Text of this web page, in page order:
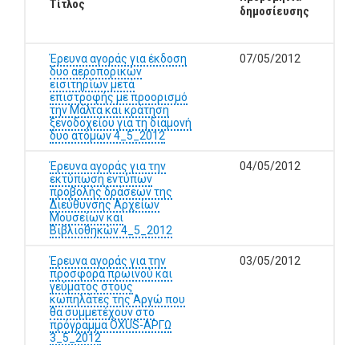
Τίτλος
δημοσίευσης
Έρευνα αγοράς για έκδοση
δυο αεροπορικών
εισιτηρίων μετά
επιστροφής με προορισμό
την Μάλτα και κράτηση
ξενοδοχείου για τη διαμονή
δυο ατόμων 4_5_2012
07/05/2012
Έρευνα αγοράς για την
εκτύπωση εντύπων
προβολής δράσεων της
Διεύθυνσης Αρχείων
Μουσείων και
Βιβλιοθηκών 4_5_2012
04/05/2012
Έρευνα αγοράς για την
προσφορά πρωινού και
γεύματος στους
κωπηλάτες της Αργώ που
θα συμμετέχουν στο
πρόγραμμα OXUS-AΡΓΩ
3_5_2012
03/05/2012